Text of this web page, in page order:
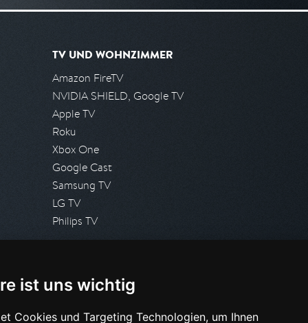
ist uns wichtig
Cookies und Targeting Technologien, um Ihnen
TV UND WOHNZIMMER
Amazon FireTV
NVIDIA SHIELD, Google TV
Apple TV
Roku
Xbox One
Google Cast
Samsung TV
LG TV
Philips TV
Presseanfrage stellen